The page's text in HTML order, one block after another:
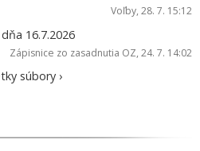
Voľby, 28. 7. 15:12
16.7.2026
Zápisnice zo zasadnutia OZ, 24. 7. 14:02
súbory ›